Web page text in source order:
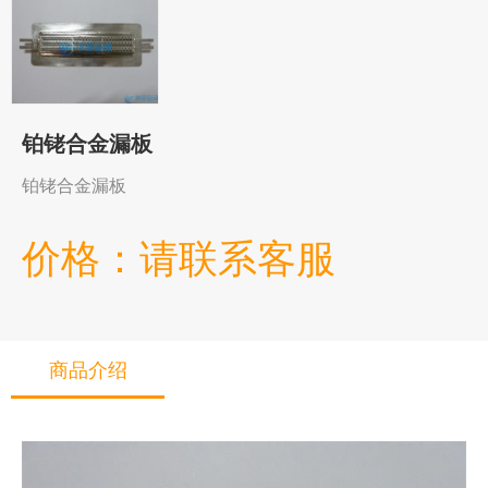
铂铑合金漏板
铂铑合金漏板
价格：请联系客服
商品介绍